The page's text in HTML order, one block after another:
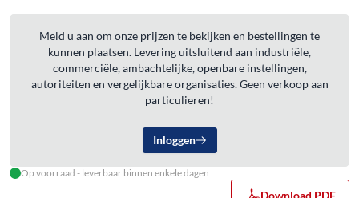
Meld u aan om onze prijzen te bekijken en bestellingen te
kunnen plaatsen. Levering uitsluitend aan industriële,
commerciële, ambachtelijke, openbare instellingen,
autoriteiten en vergelijkbare organisaties. Geen verkoop aan
particulieren!
Inloggen
Op voorraad - leverbaar binnen enkele dagen
Download PDF